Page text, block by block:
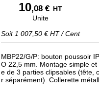
10,08 € HT
Unite
Soit 1 007,50 € HT/Cent
MBP22/G/P: bouton poussoir
O 22,5 mm. Montage simple
e de 3 parties clipsables (tête,
r séparément). Collerette